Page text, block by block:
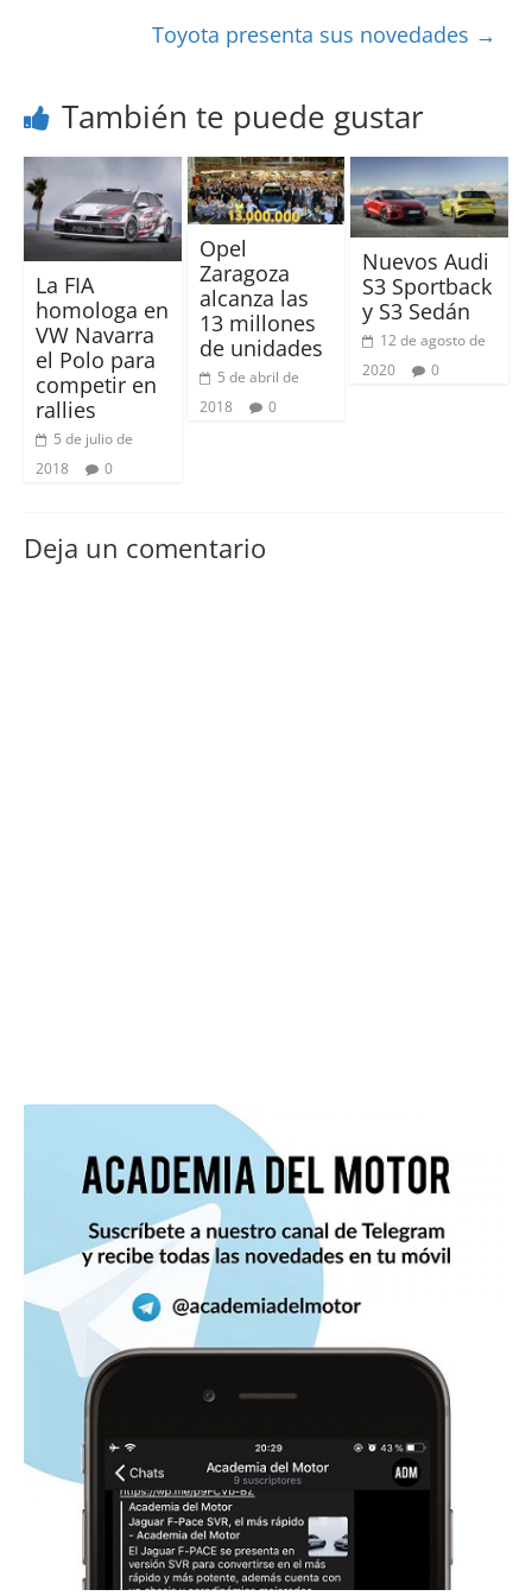
Toyota presenta sus novedades →
También te puede gustar
La FIA
homologa en
VW Navarra
el Polo para
competir en
rallies
5 de julio de
2018
0
Opel
Zaragoza
alcanza las
13 millones
de unidades
5 de abril de
2018
0
Nuevos Audi
S3 Sportback
y S3 Sedán
12 de agosto de
2020
0
Deja un comentario